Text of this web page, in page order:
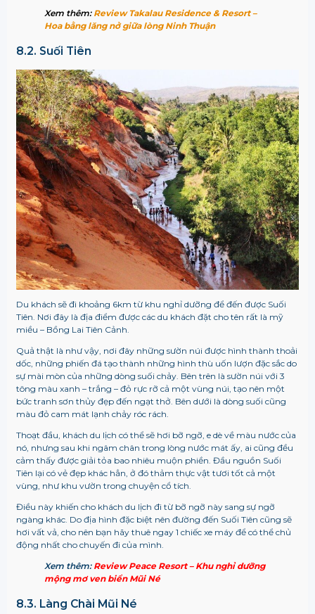
Xem thêm: Review Takalau Residence & Resort –
Hoa bằng lăng nở giữa lòng Ninh Thuận
8.2. Suối Tiên
Du khách sẽ đi khoảng 6km từ khu nghỉ dưỡng để đến được Suối
Tiên. Nơi đây là địa điểm được các du khách đặt cho tên rất là mỹ
miều – Bồng Lai Tiên Cảnh.
Quả thật là như vậy, nơi đây những sườn núi được hình thành thoải
dốc, những phiến đá tạo thành những hình thù uốn lượn đặc sắc do
sự mài mòn của những dòng suối chảy. Bên trên là sườn núi với 3
tông màu xanh – trắng – đỏ rực rỡ cả một vùng núi, tạo nên một
bức tranh sơn thủy đẹp đến ngạt thở. Bên dưới là dòng suối cũng
màu đỏ cam mát lạnh chảy róc rách.
Thoạt đầu, khách du lịch có thể sẽ hơi bỡ ngỡ, e dè về màu nước của
nó, nhưng sau khi ngâm chân trong lòng nước mát ấy, ai cũng đều
cảm thấy được giải tỏa bao nhiêu muộn phiền. Đầu nguồn Suối
Tiên lại có vẻ đẹp khác hẳn, ở đó thảm thực vật tươi tốt cả một
vùng, như khu vườn trong chuyện cổ tích.
Điều này khiến cho khách du lịch đi từ bỡ ngỡ này sang sự ngỡ
ngàng khác. Do địa hình đặc biệt nên đường đến Suối Tiên cũng sẽ
hơi vất vả, cho nên bạn hãy thuê ngay 1 chiếc xe máy để có thể chủ
động nhất cho chuyến đi của mình.
Xem thêm: Review Peace Resort – Khu nghỉ dưỡng
mộng mơ ven biển Mũi Né
8.3. Làng Chài Mũi Né